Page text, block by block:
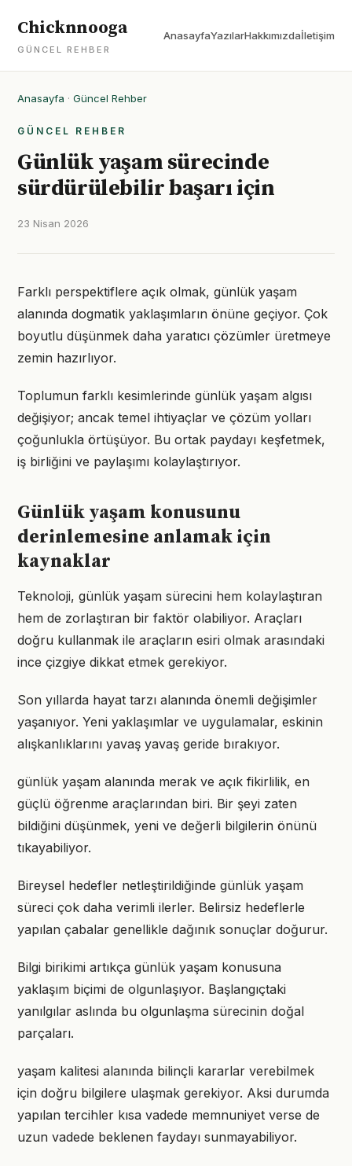
Chicknnooga
GÜNCEL REHBER
AnasayfaYazılarHakkımızdaİletişim
Anasayfa · Güncel Rehber
GÜNCEL REHBER
Günlük yaşam sürecinde
sürdürülebilir başarı için
23 Nisan 2026
Farklı perspektiflere açık olmak, günlük yaşam
alanında dogmatik yaklaşımların önüne geçiyor. Çok
boyutlu düşünmek daha yaratıcı çözümler üretmeye
zemin hazırlıyor.
Toplumun farklı kesimlerinde günlük yaşam algısı
değişiyor; ancak temel ihtiyaçlar ve çözüm yolları
çoğunlukla örtüşüyor. Bu ortak paydayı keşfetmek,
iş birliğini ve paylaşımı kolaylaştırıyor.
Günlük yaşam konusunu
derinlemesine anlamak için
kaynaklar
Teknoloji, günlük yaşam sürecini hem kolaylaştıran
hem de zorlaştıran bir faktör olabiliyor. Araçları
doğru kullanmak ile araçların esiri olmak arasındaki
ince çizgiye dikkat etmek gerekiyor.
Son yıllarda hayat tarzı alanında önemli değişimler
yaşanıyor. Yeni yaklaşımlar ve uygulamalar, eskinin
alışkanlıklarını yavaş yavaş geride bırakıyor.
günlük yaşam alanında merak ve açık fikirlilik, en
güçlü öğrenme araçlarından biri. Bir şeyi zaten
bildiğini düşünmek, yeni ve değerli bilgilerin önünü
tıkayabiliyor.
Bireysel hedefler netleştirildiğinde günlük yaşam
süreci çok daha verimli ilerler. Belirsiz hedeflerle
yapılan çabalar genellikle dağınık sonuçlar doğurur.
Bilgi birikimi artıkça günlük yaşam konusuna
yaklaşım biçimi de olgunlaşıyor. Başlangıçtaki
yanılgılar aslında bu olgunlaşma sürecinin doğal
parçaları.
yaşam kalitesi alanında bilinçli kararlar verebilmek
için doğru bilgilere ulaşmak gerekiyor. Aksi durumda
yapılan tercihler kısa vadede memnuniyet verse de
uzun vadede beklenen faydayı sunmayabiliyor.